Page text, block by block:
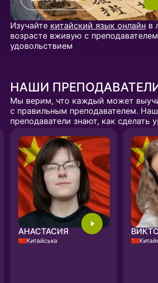
Изучайте китайский язык онлайн в
возрасте вживую с
удовольствием
НАШИ
Мы верим, что каждый может
с правильным преподавателем.
преподаватели знают, как сделать
ВИКТОРИЯ
Китайська